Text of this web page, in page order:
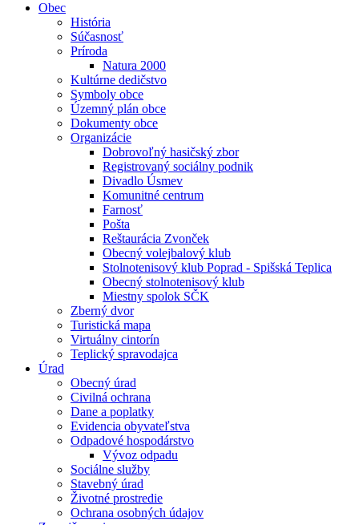
Obec
História
Súčasnosť
Príroda
Natura 2000
Kultúrne dedičstvo
Symboly obce
Územný plán obce
Dokumenty obce
Organizácie
Dobrovoľný hasičský zbor
Registrovaný sociálny podnik
Divadlo Úsmev
Komunitné centrum
Farnosť
Pošta
Reštaurácia Zvonček
Obecný volejbalový klub
Stolnotenisový klub Poprad - Spišská Teplica
Obecný stolnotenisový klub
Miestny spolok SČK
Zberný dvor
Turistická mapa
Virtuálny cintorín
Teplický spravodajca
Úrad
Obecný úrad
Civilná ochrana
Dane a poplatky
Evidencia obyvateľstva
Odpadové hospodárstvo
Vývoz odpadu
Sociálne služby
Stavebný úrad
Životné prostredie
Ochrana osobných údajov